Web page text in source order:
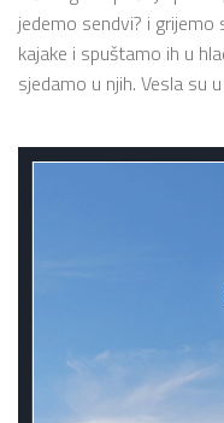
jedemo sendvi? i
kajake i spuštamo ih u
sjedamo u njih. Vesla su